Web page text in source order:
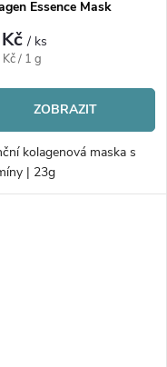
Essence Mask
/ ks
/ 1 g
ZOBRAZIT
kolagenová maska s
| 23g